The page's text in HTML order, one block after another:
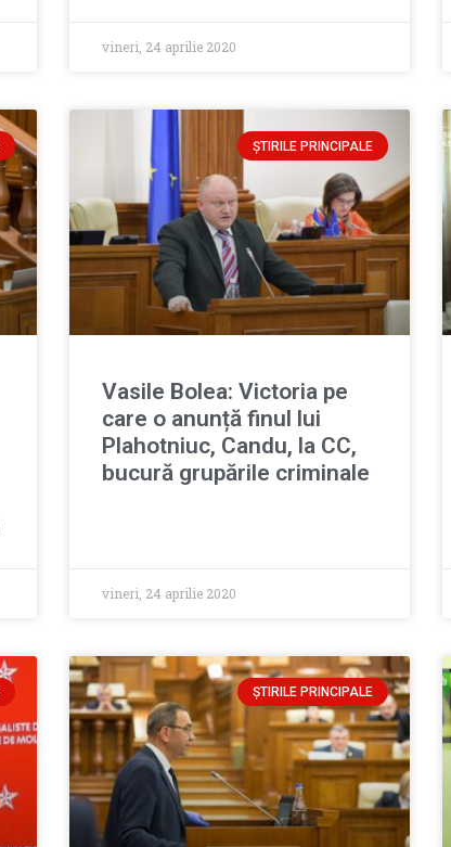
vineri, 24 aprilie 2020
ȘTIRILE PRINCIPALE
Vasile Bolea: Victoria pe
care o anunță finul lui
Plahotniuc, Candu, la CC,
bucură grupările criminale
vineri, 24 aprilie 2020
ȘTIRILE PRINCIPALE